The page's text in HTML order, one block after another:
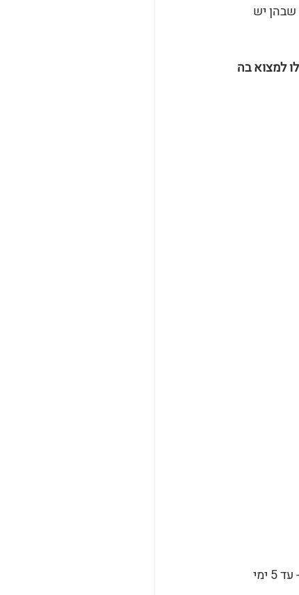
שבהן יש
למצוא בה
*משלוחים באתר - ת"א / ר"ג / גבעתיים יסופקו ביום ההזמנה ומשלוחים לשאר חלקי הארץ - עד 5 ימי